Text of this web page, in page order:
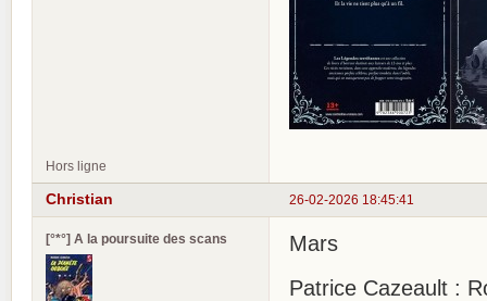
Hors ligne
26-02-2026 18:45:41
Christian
[°*°] A la poursuite des scans
Mars
Patrice Cazeault :